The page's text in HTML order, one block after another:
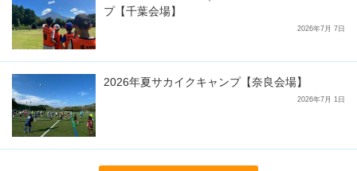
プ【千葉会場】
2026年7月 7日
2026年夏サカイクキャンプ【奈良会場】
2026年7月 1日